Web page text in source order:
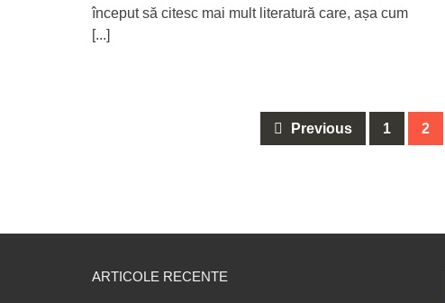
început să citesc mai mult literatură care, așa cum
[...]
Previous 1 2
ARTICOLE RECENTE